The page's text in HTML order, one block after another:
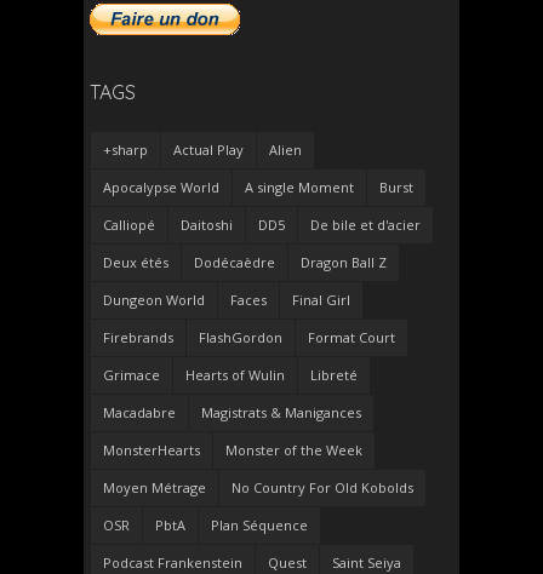
TAGS
+sharp Actual Play Alien
Apocalypse World A single Moment Burst
Calliopé Daitoshi DD5 De bile et d'acier
Deux étés Dodécaèdre Dragon Ball Z
Dungeon World Faces Final Girl
Firebrands FlashGordon Format Court
Grimace Hearts of Wulin Libreté
Macadabre Magistrats & Manigances
MonsterHearts Monster of the Week
Moyen Métrage No Country For Old Kobolds
OSR PbtA Plan Séquence
Podcast Frankenstein Quest Saint Seiya